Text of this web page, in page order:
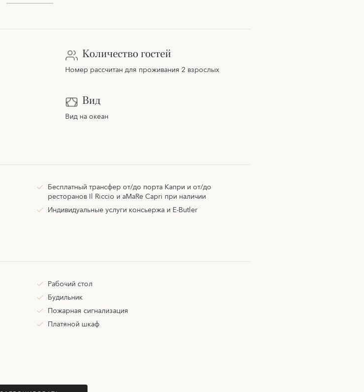
Количество гостей
Номер рассчитан для проживания 2 взрослых
Вид
Вид на океан
Бесплатный трансфер от/до порта Капри и от/до
ресторанов Il Riccio и aMaRe Capri при наличии
Индивидуальные услуги консьержа и E-Butler
Рабочий стол
Будильник
Пожарная сигнализация
Платяной шкаф